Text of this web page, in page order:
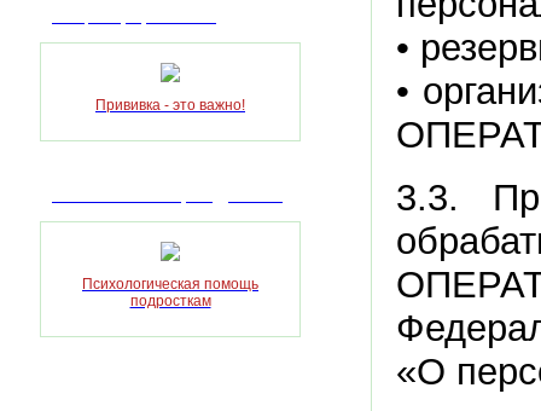
Прививка - это важно!
Психологическая помощь
подросткам
•
•
3.3.
«О